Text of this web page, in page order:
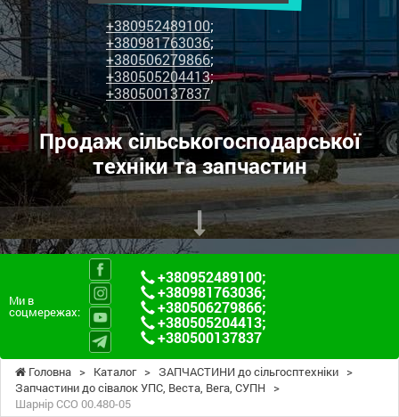
запчастин
+380952489100;
+380981763036;
+380506279866;
+380505204413;
+380500137837
Продаж сільськогосподарської
техніки та запчастин
Ми в
соцмережах:
+380952489100;
+380981763036;
+380506279866;
+380505204413;
+380500137837
Головна > Каталог > ЗАПЧАСТИНИ до сільгосптехніки >
Запчастини до сівалок УПС, Веста, Вега, СУПН >
Шарнір ССО 00.480-05